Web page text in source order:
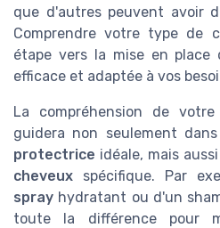
que d'autres peuvent avoir
Comprendre votre type de
étape vers la mise en place
efficace et adaptée à vos
La compréhension de
guidera non seulement
protectrice idéale, mais
cheveux spécifique. Par
spray hydratant ou d'un
toute la différence pour